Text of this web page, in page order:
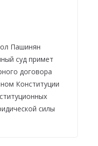
Пашинян
суд примет
договора
Конституции
силы